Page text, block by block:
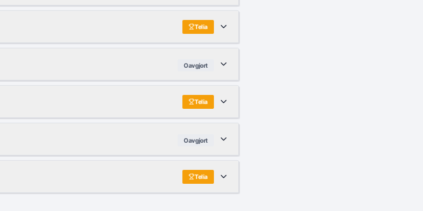
Telia
Oavgjort
Telia
Oavgjort
Telia